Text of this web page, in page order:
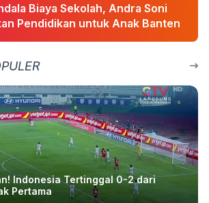
Biaya Sekolah, Andra Soni
Pendidikan untuk Anak Banten
Indonesia Tertinggal 0-2 dari
Pertama